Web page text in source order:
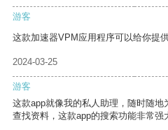
游客
这款加速器VPM应用程序可以给你提
2024-03-25
游客
这款app就像我的私人助理，随时随
查找资料，这款app的搜索功能非常强